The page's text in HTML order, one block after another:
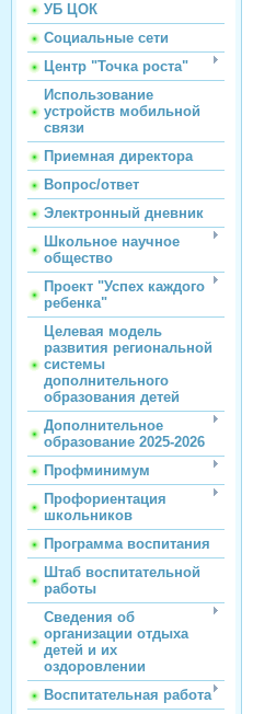
УБ ЦОК
Социальные сети
Центр "Точка роста"
Использование
устройств мобильной
связи
Приемная директора
Вопрос/ответ
Электронный дневник
Школьное научное
общество
Проект "Успех каждого
ребенка"
Целевая модель
развития региональной
системы
дополнительного
образования детей
Дополнительное
образование 2025-2026
Профминимум
Профориентация
школьников
Программа воспитания
Штаб воспитательной
работы
Сведения об
организации отдыха
детей и их
оздоровлении
Воспитательная работа